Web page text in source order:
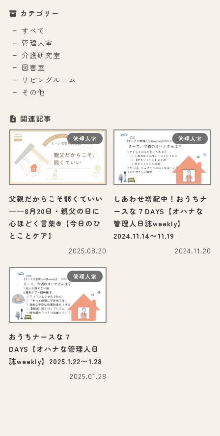
カテゴリー
すべて
管理人室
介護研究室
図書室
リビングルーム
その他
関連記事
管理人室
父親だからこそ弱くていい
──8月20日・親父の日に
心ほどく言薬®【今日のひ
とことケア】
2025.08.20
管理人室
しあわせ増配中！おうちナ
ースな７DAYS【オハナな
管理人日誌weekly】
2024.11.14〜11.19
2024.11.20
管理人室
おうちナースな７
DAYS【オハナな管理人日
誌weekly】2025.1.22〜1.28
2025.01.28